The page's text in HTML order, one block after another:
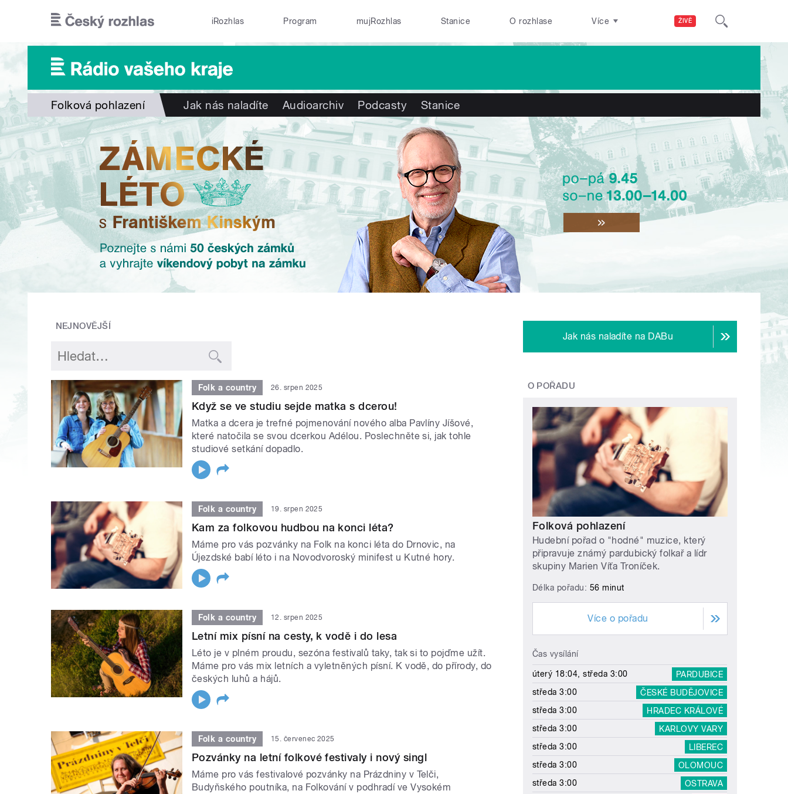
ŽIVĚ
iRozhlas Program mujRozhlas Stanice O rozhlase Více
Folková pohlazení Jak nás naladíte Audioarchiv Podcasty Stanice
NEJNOVĚJŠÍ
Folk a country 26. srpen 2025
Když se ve studiu sejde matka s dcerou!
Matka a dcera je trefné pojmenování nového alba Pavlíny Jíšové,
které natočila se svou dcerkou Adélou. Poslechněte si, jak tohle
studiové setkání dopadlo.
Folk a country 19. srpen 2025
Kam za folkovou hudbou na konci léta?
Máme pro vás pozvánky na Folk na konci léta do Drnovic, na
Újezdské babí léto i na Novodvoroský minifest u Kutné hory.
Folk a country 12. srpen 2025
Letní mix písní na cesty, k vodě i do lesa
Léto je v plném proudu, sezóna festivalů taky, tak si to pojďme užít.
Máme pro vás mix letních a vyletněných písní. K vodě, do přírody, do
českých luhů a hájů.
Folk a country 15. červenec 2025
Pozvánky na letní folkové festivaly i nový singl
Máme pro vás festivalové pozvánky na Prázdniny v Telči,
Budyňského poutníka, na Folkování v podhradí ve Vysokém
Jak nás naladíte na DABu
O POŘADU
Folková pohlazení
Hudební pořad o "hodné" muzice, který
připravuje známý pardubický folkař a lídr
skupiny Marien Víťa Troníček.
Délka pořadu: 56 minut
Více o pořadu
Čas vysílání
úterý 18:04, středa 3:00
PARDUBICE
středa 3:00
ČESKÉ BUDĚJOVICE
středa 3:00
HRADEC KRÁLOVÉ
středa 3:00
KARLOVY VARY
středa 3:00
LIBEREC
středa 3:00
OLOMOUC
středa 3:00
OSTRAVA